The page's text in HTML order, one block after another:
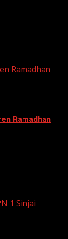
Ramadhan
Ramadhan
1 Sinjai